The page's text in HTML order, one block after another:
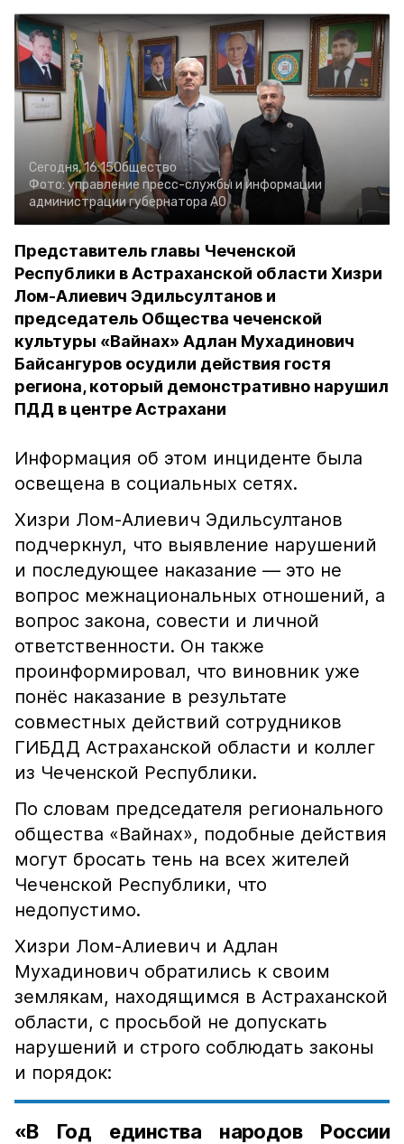
Сегодня, 16:15Общество
Фото: управление пресс-службы и информации
администрации губернатора АО
Представитель главы Чеченской
Республики в Астраханской области Хизри
Лом-Алиевич Эдильсултанов и
председатель Общества чеченской
культуры «Вайнах» Адлан Мухадинович
Байсангуров осудили действия гостя
региона, который демонстративно нарушил
ПДД в центре Астрахани
Информация об этом инциденте была
освещена в социальных сетях.
Хизри Лом-Алиевич Эдильсултанов
подчеркнул, что выявление нарушений
и последующее наказание — это не
вопрос межнациональных отношений, а
вопрос закона, совести и личной
ответственности. Он также
проинформировал, что виновник уже
понёс наказание в результате
совместных действий сотрудников
ГИБДД Астраханской области и коллег
из Чеченской Республики.
По словам председателя регионального
общества «Вайнах», подобные действия
могут бросать тень на всех жителей
Чеченской Республики, что
недопустимо.
Хизри Лом-Алиевич и Адлан
Мухадинович обратились к своим
землякам, находящимся в Астраханской
области, с просьбой не допускать
нарушений и строго соблюдать законы
и порядок:
«В Год единства народов России